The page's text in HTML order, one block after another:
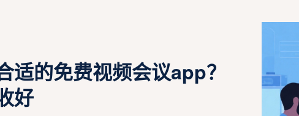
适的免费视频会议app？
好